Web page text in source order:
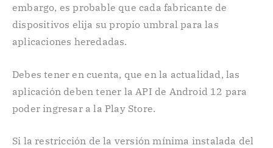
embargo, es probable que cada fabricante de
dispositivos elija su propio umbral para las
aplicaciones heredadas.
Debes tener en cuenta, que en la actualidad, las
aplicación deben tener la API de Android 12 para
poder ingresar a la Play Store.
Si la restricción de la versión mínima instalada del